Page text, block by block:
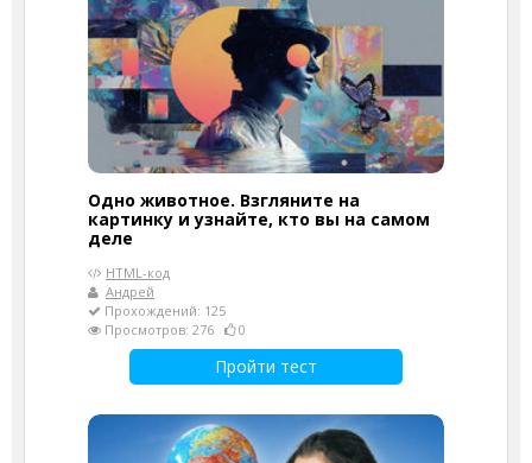
Одно животное. Взгляните на
картинку и узнайте, кто вы на самом
деле
HTML-код
Андрей
Прохождений: 125
Просмотров: 276
0
Пройти тест